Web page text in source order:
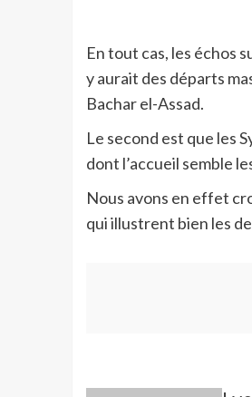
En tout cas, les échos
y aurait des départs
Bachar el-Assad.
Le second est que les
dont l’accueil semble
Nous avons en effet
qui illustrent bien les